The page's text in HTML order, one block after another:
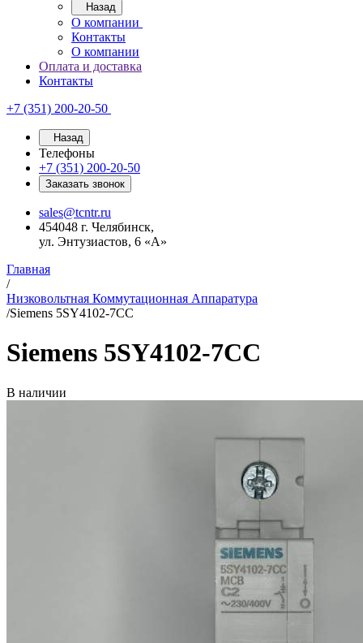
Назад
О компании
Контакты
О компании
Оплата и доставка
Контакты
+7 (351) 200-20-50
Назад
Телефоны
+7 (351) 200-20-50
Заказать звонок
sales@tcntr.ru
454048 г. Челябинск,
ул. Энтузиастов, 6 «А»
Главная
/
Низковольтная Коммутационная Аппаратура
/Siemens 5SY4102-7CC
Siemens 5SY4102-7CC
В наличии